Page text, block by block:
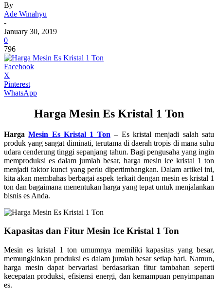
By
Ade Winahyu
-
January 30, 2019
0
796
Facebook
X
Pinterest
WhatsApp
Harga Mesin Es Kristal 1 Ton
HargaMesin Es Kristal 1 Ton – Es kristal menjadi salah satu
produk yang sangat diminati, terutama di daerah tropis di mana suhu
udara cenderung tinggi sepanjang tahun. Bagi pengusaha yang ingin
memproduksi es dalam jumlah besar, harga mesin ice kristal 1 ton
menjadi faktor kunci yang perlu dipertimbangkan. Dalam artikel ini,
kita akan membahas berbagai aspek terkait dengan mesin es kristal 1
ton dan bagaimana menentukan harga yang tepat untuk menjalankan
bisnis es Anda.
Kapasitas dan Fitur Mesin Ice Kristal 1 Ton
Mesin es kristal 1 ton umumnya memiliki kapasitas yang besar,
memungkinkan produksi es dalam jumlah besar setiap hari. Namun,
harga mesin dapat bervariasi berdasarkan fitur tambahan seperti
kecepatan produksi, efisiensi energi, dan kemampuan penyimpanan
es.